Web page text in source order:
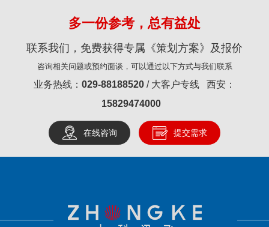
多一份参考，总有益处
联系我们，免费获得专属《策划方案》及报价
咨询相关问题或预约面谈，可以通过以下方式与我们联系
业务热线： 029-88188520 / 大客户专线 西安：
15829474000
在线咨询 提交需求